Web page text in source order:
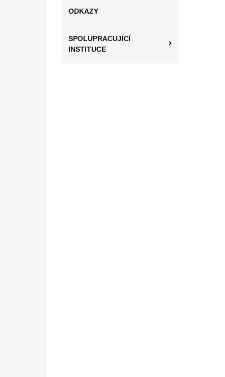
ODKAZY
SPOLUPRACUJÍCÍ
INSTITUCE